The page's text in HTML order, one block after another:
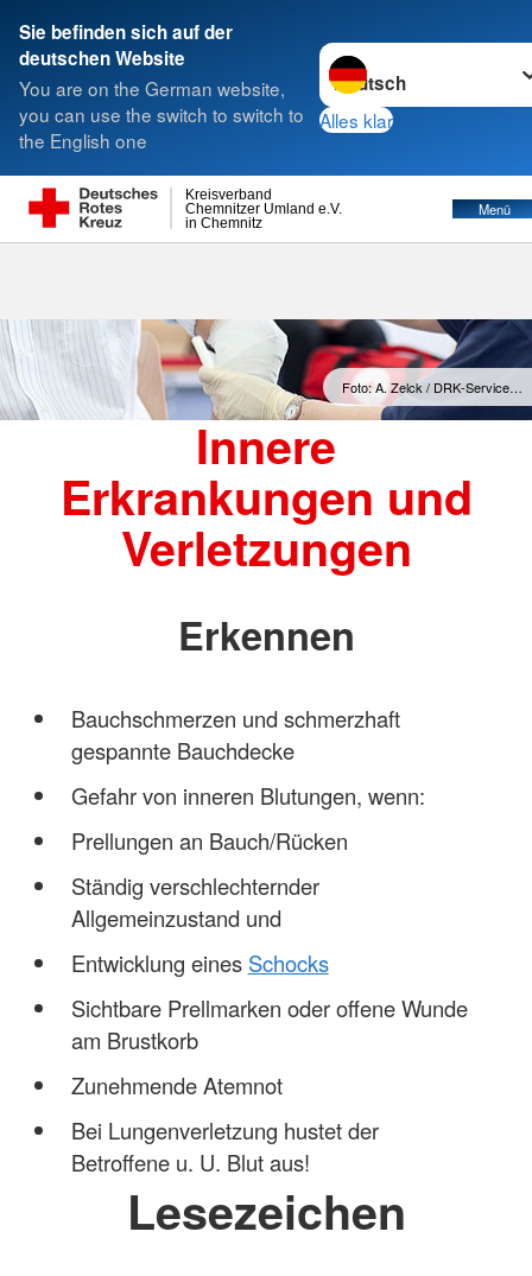
Sie befinden sich auf der
deutschen Website
You are on the German website,
you can use the switch to switch to
the English one
Sprache wechseln zu
Alles klar
in Chemnitz
Chemnitzer Umland e.V.
Kreisverband
Menü
Suche
Foto: A. Zelck / DRK-Service…
Innere
Erkrankungen und
Verletzungen
Erkennen
Bauchschmerzen und schmerzhaft
gespannte Bauchdecke
Gefahr von inneren Blutungen, wenn:
Prellungen an Bauch/Rücken
Ständig verschlechternder
Allgemeinzustand und
Entwicklung eines Schocks
Sichtbare Prellmarken oder offene Wunde
am Brustkorb
Zunehmende Atemnot
Bei Lungenverletzung hustet der
Betroffene u. U. Blut aus!
Lesezeichen